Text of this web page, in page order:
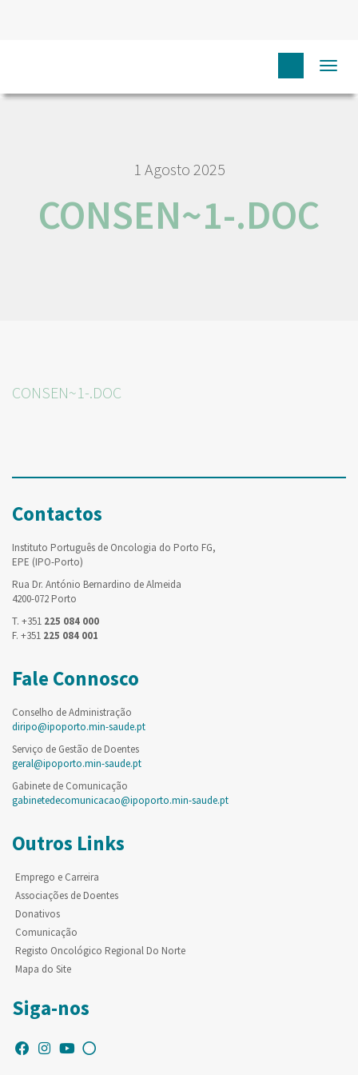
1 Agosto 2025
CONSEN~1-.DOC
CONSEN~1-.DOC
Contactos
Instituto Português de Oncologia do Porto FG,
EPE (IPO-Porto)
Rua Dr. António Bernardino de Almeida
4200-072 Porto
T. +351 225 084 000
F. +351 225 084 001
Fale Connosco
Conselho de Administração
diripo@ipoporto.min-saude.pt
Serviço de Gestão de Doentes
geral@ipoporto.min-saude.pt
Gabinete de Comunicação
gabinetedecomunicacao@ipoporto.min-saude.pt
Outros Links
Emprego e Carreira
Associações de Doentes
Donativos
Comunicação
Registo Oncológico Regional Do Norte
Mapa do Site
Siga-nos